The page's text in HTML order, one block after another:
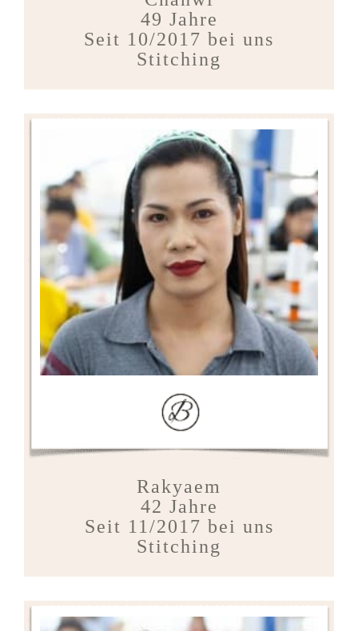
49 Jahre
Seit 10/2017 bei uns
Stitching
Rakyaem
42 Jahre
Seit 11/2017 bei uns
Stitching